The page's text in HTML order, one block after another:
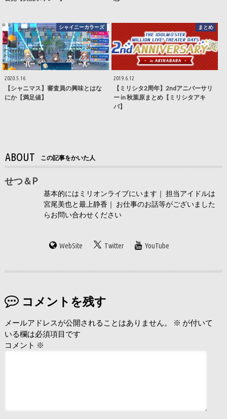
シャイニーカラーズ
2020.5.16
【シャニマス】審査員の興味とはな
にか【満足値】
まとめ
2019.6.12
【ミリシタ2周年】2ndアニバーサリ
ー in 秋葉原まとめ【ミリシタアキ
バ】
ABOUT この記事をかいた人
せつ＆P
基本的にはミリオンライブにいます｜ 担当アイドルは
宮尾美也と最上静香｜ お仕事のお話等がございました
らお問い合わせください
WebSite Twitter YouTube
コメントを残す
メールアドレスが公開されることはありません。 ※ が付いて
いる欄は必須項目です
コメント ※